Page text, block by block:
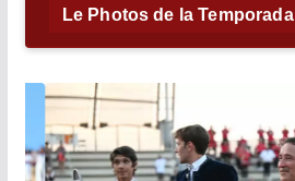
Le Photos de la Temporada